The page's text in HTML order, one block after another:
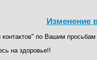
Изменение
контактов" по Вашим
на здоровье!!